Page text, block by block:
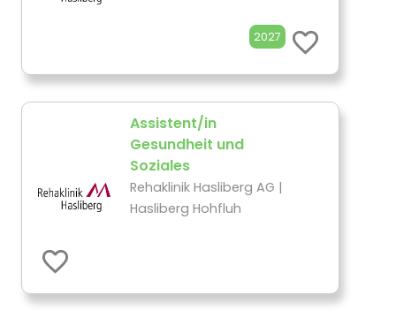
2027
Assistent/in
Gesundheit und
Soziales
Rehaklinik Hasliberg AG |
Hasliberg Hohfluh